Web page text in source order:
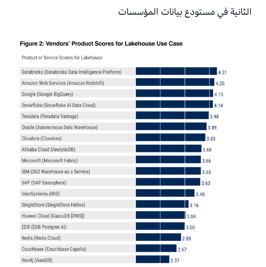
الثانية في مستودع بيانات المؤسسات